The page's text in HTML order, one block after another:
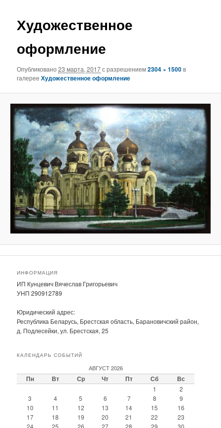
Художественное
оформление
Опубликовано23 марта, 2017с разрешением2304 × 1500в
галерееХудожественное оформление
ИНФОРМАЦИЯ
ИП Кунцевич Вячеслав Григорьевич
УНП 290912789
Юридический адрес:
Республика Беларусь, Брестская область, Барановичский район,
д. Подлесейки, ул. Брестская, 25
КАЛЕНДАРЬ СОБЫТИЙ
АВГУСТ 2026
Пн Вт Ср Чт Пт Сб Вс
1
2
3
4 5 6 7 8
9
10
11 12 13 14 15
16
17
18 19 20 21 22
23
24
25 26 27 28 29 30